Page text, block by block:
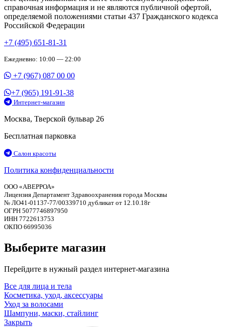
справочная информация и не являются публичной офертой,
определяемой положениями статьи 437 Гражданского кодекса
Российской Федерации
+7 (495) 651-81-31
Ежедневно: 10:00 — 22:00
+7 (967) 087 00 00
+7 (965) 191-91-38
Интернет-магазин
Москва, Тверской бульвар 26
Бесплатная парковка
Салон красоты
Политика конфиденциальности
ООО «АВЕРРОА»
Лицензия Департамент Здравоохранения города Москвы
№ ЛО41-01137-77/00339710 дубликат от 12.10.18г
ОГРН 5077746897950
ИНН 7722613753
ОКПО 66995036
Выберите магазин
Перейдите в нужный раздел интернет-магазина
Все для лица и тела
Косметика, уход, аксессуары
Уход за волосами
Шампуни, маски, стайлинг
Закрыть